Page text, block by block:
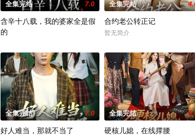
全集完结 7.0
含辛十八载，我的婆家全是假
的
全集完结
合约老公转正记
暂无简介
全集完结 7.0
好人难当，那就不当了
全集完结
硬核儿媳，在线撑腰